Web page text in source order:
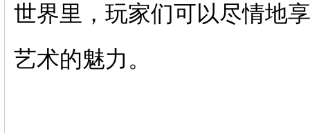
世界里，玩家们可以尽情地
艺术的魅力。